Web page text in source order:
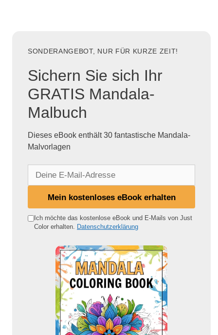
SONDERANGEBOT, NUR FÜR KURZE ZEIT!
Sichern Sie sich Ihr
GRATIS Mandala-
Malbuch
Dieses eBook enthält 30 fantastische Mandala-
Malvorlagen
e
Mein kostenloses eBook erhalten
Ich möchte das kostenlose eBook und E-Mails von Just
Color erhalten. Datenschutzerklärung